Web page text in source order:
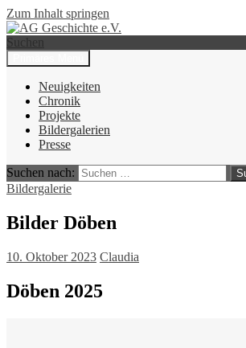
Zum Inhalt springen
AG Geschichte e.V.
Suchen
Neuigkeiten
Chronik
Projekte
Bildergalerien
Presse
Suchen nach:
Bildergalerie
Bilder Döben
10. Oktober 2023 Claudia
Döben 2025